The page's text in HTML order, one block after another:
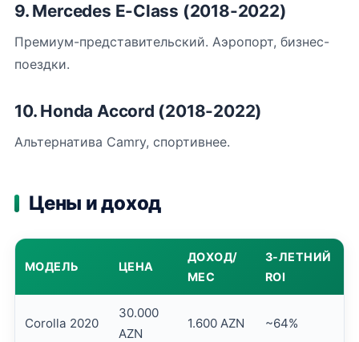
9. Mercedes E-Class (2018-2022)
Премиум-представительский. Аэропорт, бизнес-
поездки.
10. Honda Accord (2018-2022)
Альтернатива Camry, спортивнее.
Цены и доход
МОДЕЛЬ ЦЕНА
ДОХОД/
МЕС
3-ЛЕТНИЙ
ROI
Corolla 2020
30.000
AZN
1.600 AZN ~64%